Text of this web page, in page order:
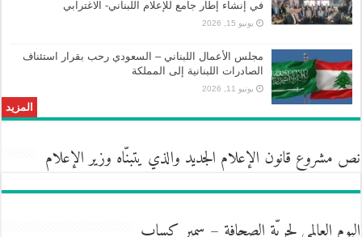
المزيد
في إنشاء إطار جامع للإعلام اللبناني- الاغترابي
يونيو 15, 2026
مجلس الأعمال اللبناني – السعودي رحب بقرار استئناف
الصادرات اللبنانية إلى المملكة
يونيو 11, 2026
نص مشروع قانون الإعلام الجديد والذي يتبنّاه وزير الإعلام